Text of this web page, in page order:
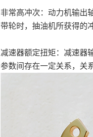
非常高冲次：动力机输出
带轮时，抽油机所获得的
减速器额定扭矩：减速器
参数间存在一定关系，关